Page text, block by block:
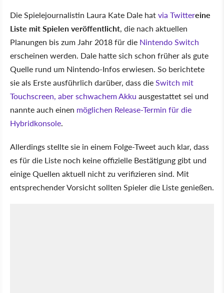
Die Spielejournalistin Laura Kate Dale hatvia Twittereine
Liste mit Spielen veröffentlicht, die nach aktuellen
Planungen bis zum Jahr 2018 für die Nintendo Switch
erscheinen werden. Dale hatte sich schon früher als gute
Quelle rund um Nintendo-Infos erwiesen. So berichtete
sie als Erste ausführlich darüber, dass dieSwitch mit
Touchscreen, aber schwachem Akku ausgestattet sei und
nannte auch einen möglichen Release-Termin für die
Hybridkonsole.
Allerdings stellte sie in einem Folge-Tweet auch klar, dass
es für die Liste noch keine offizielle Bestätigung gibt und
einige Quellen aktuell nicht zu verifizieren sind. Mit
entsprechender Vorsicht sollten Spieler die Liste genießen.